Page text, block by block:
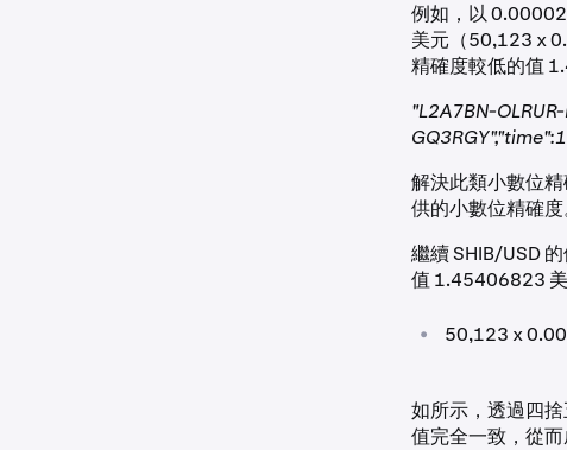
例如，以
美元（50,123 x
精確度較低的值
"L2A7BN-
解決此類小數位
供的小數位精確度
繼續 SHIB/USD
值 1.45406823
• 50,123 x
如所示，透過四
值完全一致，從而